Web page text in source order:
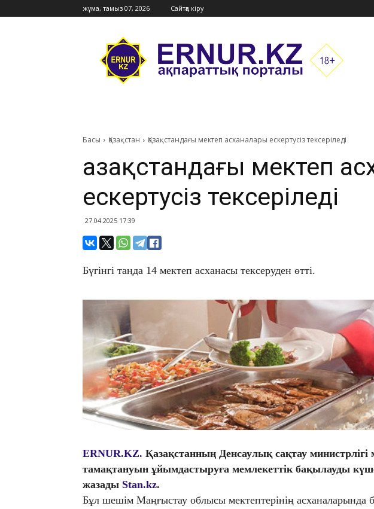
жұма, тамыз 07, 2026 Сайтқа кіру
Ernur
Press
Басы Қазақстан Қазақстандағы мектеп асханалары ескертусіз тексеріледі
Қазақстандағы мектеп
ескертусіз тексеріледі
27.04.2025 17:39
Бүгінгі таңда 14 мектеп асханасы тексеруден өтті.
ERNUR.KZ. Қазақстанның Денсаулық сақтау
тамақтануын ұйымдастыруға мемлекеттік бақылауды
жазады Stan.kz.
Бұл шешім Маңғыстау облысы мектептерінің асханаларында